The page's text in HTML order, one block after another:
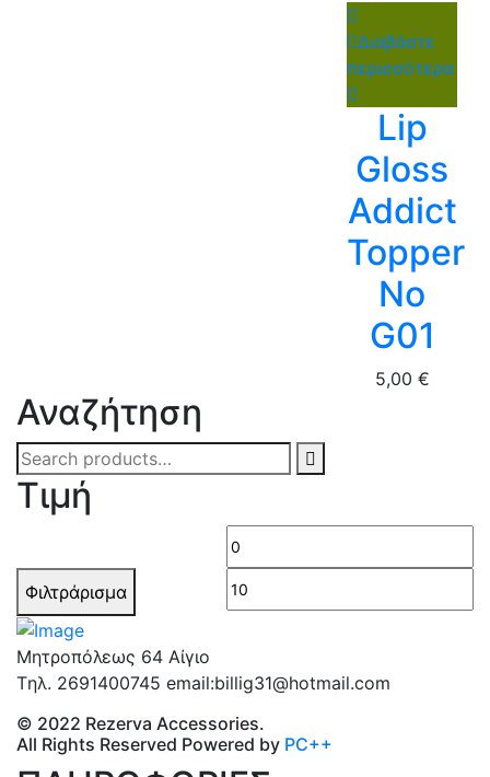
Αναζήτηση
Search
for:
Τιμή
Ελάχιστη
Φιλτράρισμα
Διαβάστε
περισσότερα
Lip
Gloss
Addict
Topper
No
G01
5,00 €
Μητροπόλεως 64 Αίγιο
Tηλ. 2691400745 email:billig31@hotmail.com
© 2022 Rezerva Accessories.
All Rights Reserved Powered by PC++